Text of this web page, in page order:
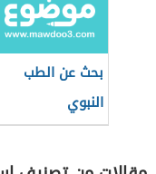
بحث عن الطب
النبوي